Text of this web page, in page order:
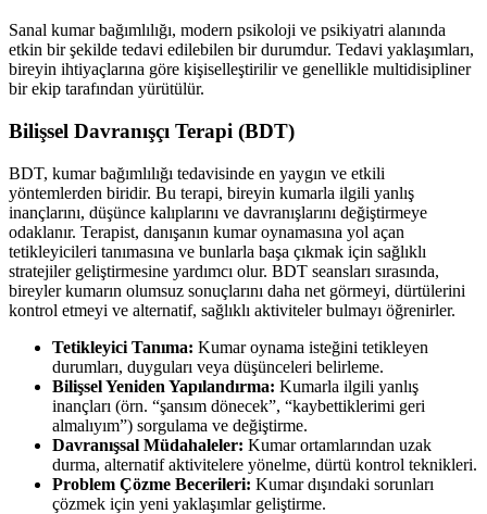
Sanal kumar bağımlılığı, modern psikoloji ve psikiyatri alanında
etkin bir şekilde tedavi edilebilen bir durumdur. Tedavi yaklaşımları,
bireyin ihtiyaçlarına göre kişiselleştirilir ve genellikle multidisipliner
bir ekip tarafından yürütülür.
Bilişsel Davranışçı Terapi (BDT)
BDT, kumar bağımlılığı tedavisinde en yaygın ve etkili
yöntemlerden biridir. Bu terapi, bireyin kumarla ilgili yanlış
inançlarını, düşünce kalıplarını ve davranışlarını değiştirmeye
odaklanır. Terapist, danışanın kumar oynamasına yol açan
tetikleyicileri tanımasına ve bunlarla başa çıkmak için sağlıklı
stratejiler geliştirmesine yardımcı olur. BDT seansları sırasında,
bireyler kumarın olumsuz sonuçlarını daha net görmeyi, dürtülerini
kontrol etmeyi ve alternatif, sağlıklı aktiviteler bulmayı öğrenirler.
Tetikleyici Tanıma: Kumar oynama isteğini tetikleyen
durumları, duyguları veya düşünceleri belirleme.
Bilişsel Yeniden Yapılandırma: Kumarla ilgili yanlış
inançları (örn. “şansım dönecek”, “kaybettiklerimi geri
almalıyım”) sorgulama ve değiştirme.
Davranışsal Müdahaleler: Kumar ortamlarından uzak
durma, alternatif aktivitelere yönelme, dürtü kontrol teknikleri.
Problem Çözme Becerileri: Kumar dışındaki sorunları
çözmek için yeni yaklaşımlar geliştirme.